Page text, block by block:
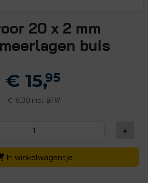
20 x 2 mm
buis
€ 15,95
€ 19,30 incl. BTW
+
In winkelwagentje